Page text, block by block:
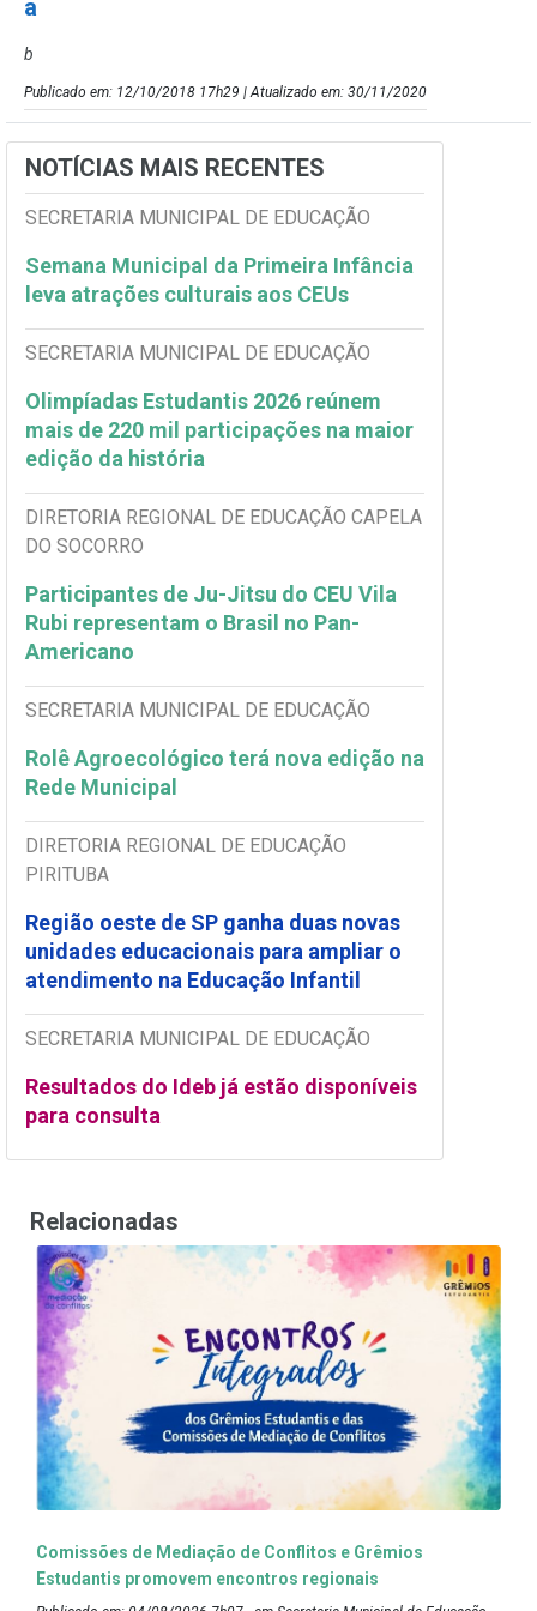
a
b
Publicado em: 12/10/2018 17h29 | Atualizado em: 30/11/2020
NOTÍCIAS MAIS RECENTES
SECRETARIA MUNICIPAL DE EDUCAÇÃO
Semana Municipal da Primeira Infância
leva atrações culturais aos CEUs
SECRETARIA MUNICIPAL DE EDUCAÇÃO
Olimpíadas Estudantis 2026 reúnem
mais de 220 mil participações na maior
edição da história
DIRETORIA REGIONAL DE EDUCAÇÃO CAPELA
DO SOCORRO
Participantes de Ju-Jitsu do CEU Vila
Rubi representam o Brasil no Pan-
Americano
SECRETARIA MUNICIPAL DE EDUCAÇÃO
Rolê Agroecológico terá nova edição na
Rede Municipal
DIRETORIA REGIONAL DE EDUCAÇÃO
PIRITUBA
Região oeste de SP ganha duas novas
unidades educacionais para ampliar o
atendimento na Educação Infantil
SECRETARIA MUNICIPAL DE EDUCAÇÃO
Resultados do Ideb já estão disponíveis
para consulta
Relacionadas
Comissões de Mediação de Conflitos e Grêmios
Estudantis promovem encontros regionais